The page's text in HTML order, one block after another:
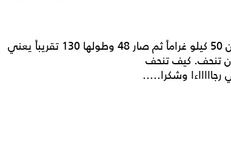
اختي الصغيرة عمرها 12 ووزنها كان 50 كيلو غراماً ثم صار 48 وطولها 130 تقريباً يعني
تنحف. كيف تنحف
وشكرا.....